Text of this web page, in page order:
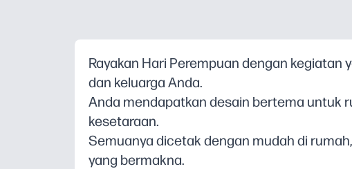
Rayakan Hari Perempuan dengan
dan keluarga Anda.
Anda mendapatkan desain bertema untuk
kesetaraan.
Semuanya dicetak dengan mudah di
yang bermakna.